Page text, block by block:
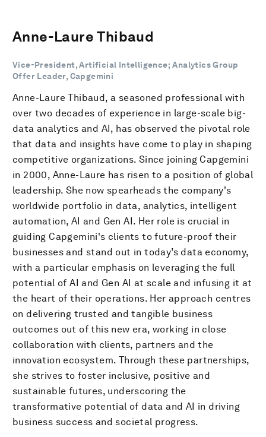
Anne-Laure Thibaud
Vice-President, Artificial Intelligence; Analytics Group
Offer Leader, Capgemini
Anne-Laure Thibaud, a seasoned professional with
over two decades of experience in large-scale big-
data analytics and AI, has observed the pivotal role
that data and insights have come to play in shaping
competitive organizations. Since joining Capgemini
in 2000, Anne-Laure has risen to a position of global
leadership. She now spearheads the company's
worldwide portfolio in data, analytics, intelligent
automation, AI and Gen AI. Her role is crucial in
guiding Capgemini's clients to future-proof their
businesses and stand out in today’s data economy,
with a particular emphasis on leveraging the full
potential of AI and Gen AI at scale and infusing it at
the heart of their operations. Her approach centres
on delivering trusted and tangible business
outcomes out of this new era, working in close
collaboration with clients, partners and the
innovation ecosystem. Through these partnerships,
she strives to foster inclusive, positive and
sustainable futures, underscoring the
transformative potential of data and AI in driving
business success and societal progress.